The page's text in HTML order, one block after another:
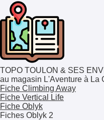
TOPO TOULON & SES
au magasin L'Aventure à La
Fiche Climbing Away
Fiche Vertical Life
Fiche Oblyk
Fiches Oblyk 2